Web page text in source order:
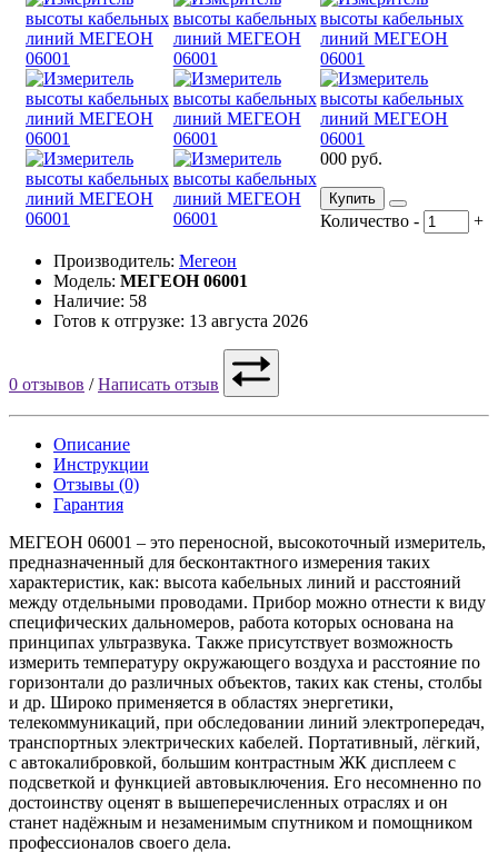
000 руб.
Купить
Количество - +
Производитель: Мегеон
Модель: МЕГЕОН 06001
Наличие: 58
Готов к отгрузке: 13 августа 2026
0 отзывов /Написать отзыв
Описание
Инструкции
Отзывы (0)
Гарантия
МЕГЕОН 06001 – это переносной, высокоточный измеритель,
предназначенный для бесконтактного измерения таких
характеристик, как: высота кабельных линий и расстояний
между отдельными проводами. Прибор можно отнести к виду
специфических дальномеров, работа которых основана на
принципах ультразвука. Также присутствует возможность
измерить температуру окружающего воздуха и расстояние по
горизонтали до различных объектов, таких как стены, столбы
и др. Широко применяется в областях энергетики,
телекоммуникаций, при обследовании линий электропередач,
транспортных электрических кабелей. Портативный, лёгкий,
с автокалибровкой, большим контрастным ЖК дисплеем с
подсветкой и функцией автовыключения. Его несомненно по
достоинству оценят в вышеперечисленных отраслях и он
станет надёжным и незаменимым спутником и помощником
профессионалов своего дела.